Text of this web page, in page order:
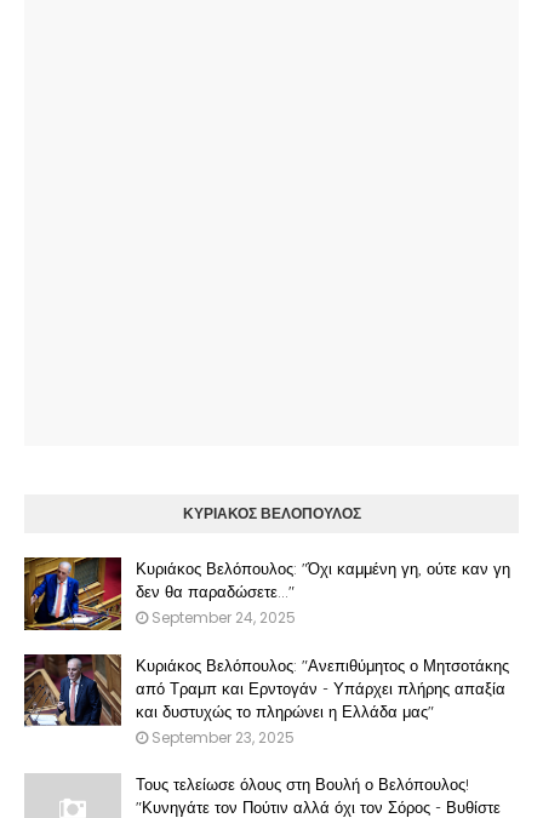
ΚΥΡΙΑΚΟΣ ΒΕΛΟΠΟΥΛΟΣ
Κυριάκος Βελόπουλος: "Όχι καμμένη γη, ούτε καν γη
δεν θα παραδώσετε..."
September 24, 2025
Κυριάκος Βελόπουλος: "Ανεπιθύμητος ο Μητσοτάκης
από Τραμπ και Ερντογάν - Υπάρχει πλήρης απαξία
και δυστυχώς το πληρώνει η Ελλάδα μας"
September 23, 2025
Τους τελείωσε όλους στη Βουλή ο Βελόπουλος!
"Κυνηγάτε τον Πούτιν αλλά όχι τον Σόρος - Βυθίστε